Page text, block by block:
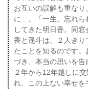
お互いの誤解も重な
に…。「一生、忘れら
してきた明日香。同
香と遥斗は、２人きり
たことを知るのです
づき、本当の思いを
２年から12年越しに
れ、この上ない幸せ